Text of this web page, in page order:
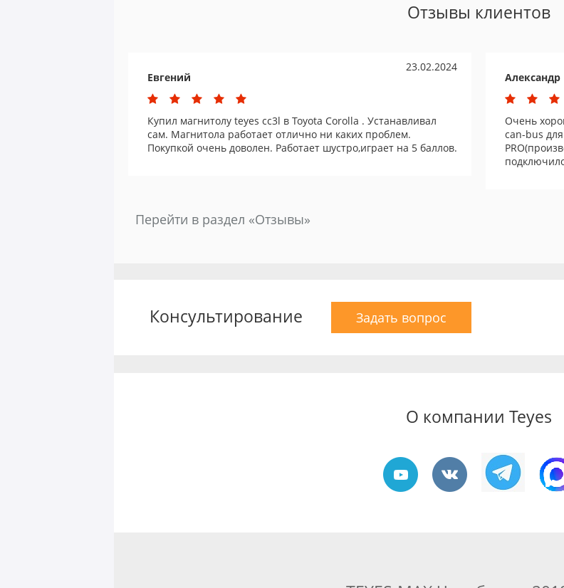
Отзывы клиентов
23.02.2024
Евгений
Купил магнитолу teyes cc3l в Toyota Corolla . Устанавливал
сам. Магнитола работает отлично ни каких проблем.
Покупкой очень доволен. Работает шустро,играет на 5 баллов.
Александр
Очень
can-bus
Перейти в раздел «Отзывы»
Консультирование Задать вопрос
О компании Teyes